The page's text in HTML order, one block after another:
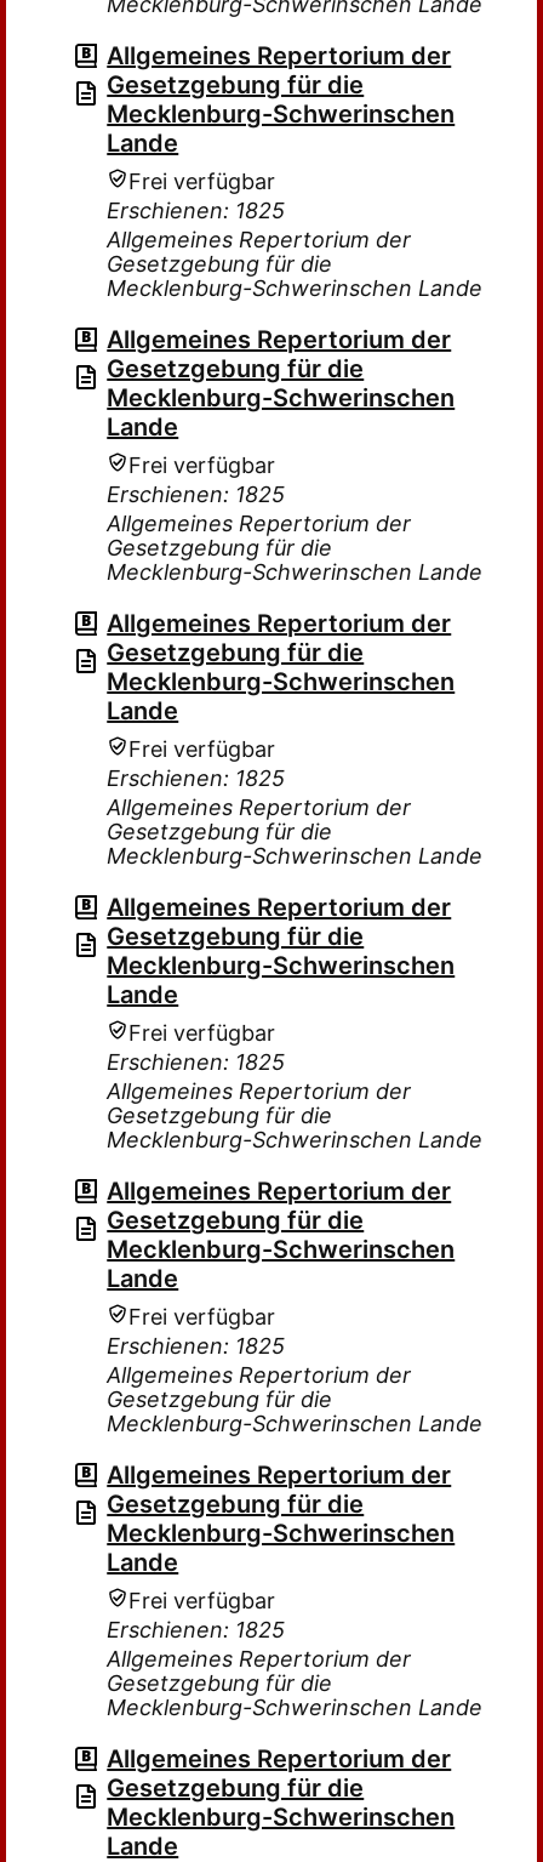
Allgemeines Repertorium der
Gesetzgebung für die
Mecklenburg-Schwerinschen
Lande
Frei verfügbar
Erschienen: 1825
Allgemeines Repertorium der
Gesetzgebung für die
Mecklenburg-Schwerinschen Lande
Allgemeines Repertorium der
Gesetzgebung für die
Mecklenburg-Schwerinschen
Lande
Frei verfügbar
Erschienen: 1825
Allgemeines Repertorium der
Gesetzgebung für die
Mecklenburg-Schwerinschen Lande
Allgemeines Repertorium der
Gesetzgebung für die
Mecklenburg-Schwerinschen
Lande
Frei verfügbar
Erschienen: 1825
Allgemeines Repertorium der
Gesetzgebung für die
Mecklenburg-Schwerinschen Lande
Allgemeines Repertorium der
Gesetzgebung für die
Mecklenburg-Schwerinschen
Lande
Frei verfügbar
Erschienen: 1825
Allgemeines Repertorium der
Gesetzgebung für die
Mecklenburg-Schwerinschen Lande
Allgemeines Repertorium der
Gesetzgebung für die
Mecklenburg-Schwerinschen
Lande
Frei verfügbar
Erschienen: 1825
Allgemeines Repertorium der
Gesetzgebung für die
Mecklenburg-Schwerinschen Lande
Allgemeines Repertorium der
Gesetzgebung für die
Mecklenburg-Schwerinschen
Lande
Frei verfügbar
Erschienen: 1825
Allgemeines Repertorium der
Gesetzgebung für die
Mecklenburg-Schwerinschen Lande
Allgemeines Repertorium der
Gesetzgebung für die
Mecklenburg-Schwerinschen
Lande